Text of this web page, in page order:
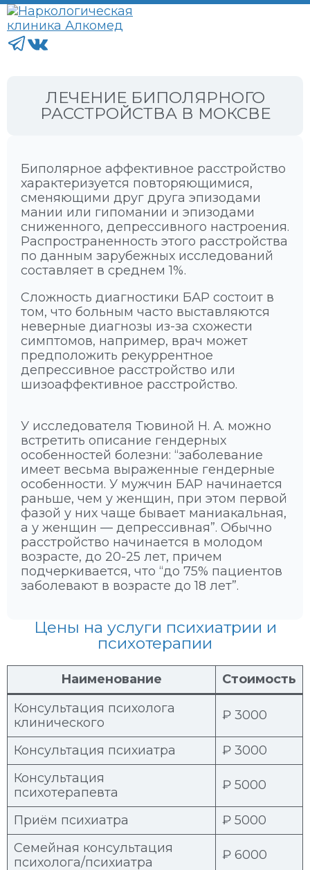
ЛЕЧЕНИЕ БИПОЛЯРНОГО
РАССТРОЙСТВА В МОКСВЕ
Биполярное аффективное расстройство
характеризуется повторяющимися,
сменяющими друг друга эпизодами
мании или гипомании и эпизодами
сниженного, депрессивного настроения.
Распространенность этого расстройства
по данным зарубежных исследований
составляет в среднем 1%.
Сложность диагностики БАР состоит в
том, что больным часто выставляются
неверные диагнозы из-за схожести
симптомов, например, врач может
предположить рекуррентное
депрессивное расстройство или
шизоаффективное расстройство.
У исследователя Тювиной Н. А. можно
встретить описание гендерных
особенностей болезни: “заболевание
имеет весьма выраженные гендерные
особенности. У мужчин БАР начинается
раньше, чем у женщин, при этом первой
фазой у них чаще бывает маниакальная,
а у женщин — депрессивная”. Обычно
расстройство начинается в молодом
возрасте, до 20-25 лет, причем
подчеркивается, что “до 75% пациентов
заболевают в возрасте до 18 лет”.
Цены на услуги психиатрии и
психотерапии
Наименование
Стоимость
Консультация психолога
клинического
₽ 3000
Консультация психиатра
₽ 3000
Консультация
психотерапевта
₽ 5000
Приём психиатра
₽ 5000
Семейная консультация
психолога/психиатра
₽ 6000